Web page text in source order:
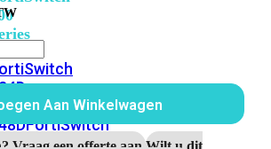
FortiSwitch
FortiSwitch
Fortiswitch
Aan Winkelwagen
Vraag een offerte aan.Wilt u dit